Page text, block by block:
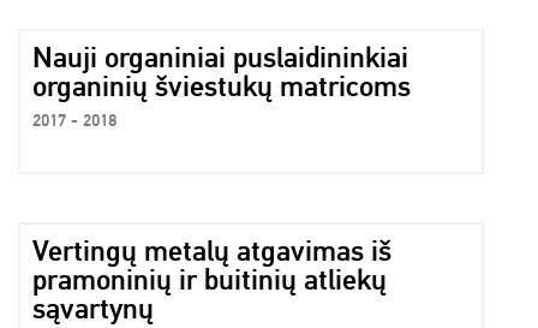
Nauji organiniai puslaidininkiai
organinių šviestukų matricoms
2017 - 2018
Vertingų metalų atgavimas iš
pramoninių ir buitinių atliekų
sąvartynų